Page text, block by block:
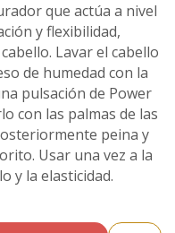
que actúa a nivel
y flexibilidad,
Lavar el cabello
de humedad con la
pulsación de Power
con las palmas de las
peina y
Usar una vez a la
y la elasticidad.